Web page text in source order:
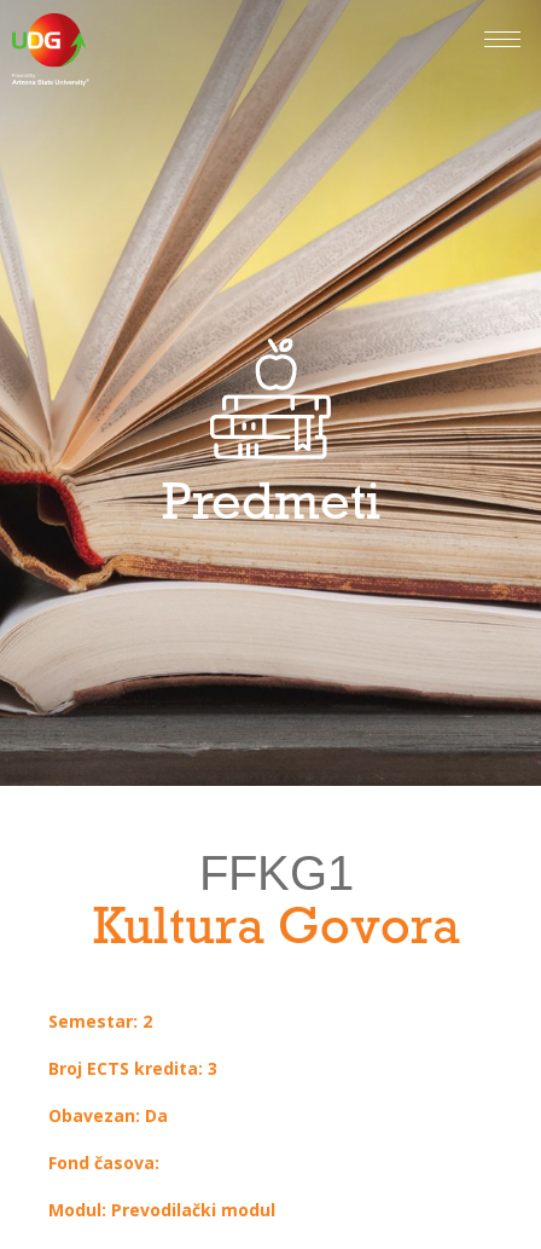
Predmeti
FFKG1
Kultura Govora
Semestar: 2
Broj ECTS kredita: 3
Obavezan: Da
Fond časova:
Modul: Prevodilački modul